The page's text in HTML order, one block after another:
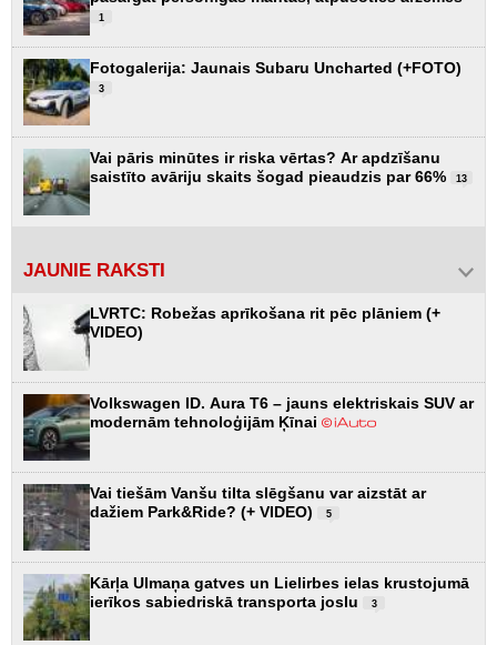
1
Fotogalerija: Jaunais Subaru Uncharted (+FOTO)
3
Vai pāris minūtes ir riska vērtas? Ar apdzīšanu
saistīto avāriju skaits šogad pieaudzis par 66%
13
JAUNIE RAKSTI
LVRTC: Robežas aprīkošana rit pēc plāniem (+
VIDEO)
Volkswagen ID. Aura T6 – jauns elektriskais SUV ar
modernām tehnoloģijām Ķīnai
Vai tiešām Vanšu tilta slēgšanu var aizstāt ar
dažiem Park&Ride? (+ VIDEO)
5
Kārļa Ulmaņa gatves un Lielirbes ielas krustojumā
ierīkos sabiedriskā transporta joslu
3